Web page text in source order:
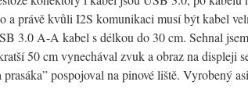
a právě kvůli I2S komunikaci musí být kabel
3.0 A-A kabel s délkou do 30 cm. Sehnal
50 cm vynechával zvuk a obraz na displeji
prasáka” pospojoval na pinové liště. Vyrobený